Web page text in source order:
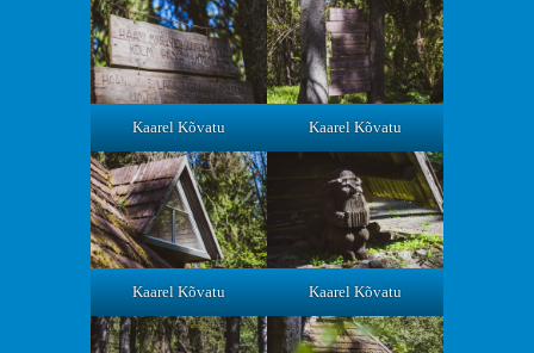
Kaarel Kõvatu Kaarel Kõvatu
Kaarel Kõvatu Kaarel Kõvatu